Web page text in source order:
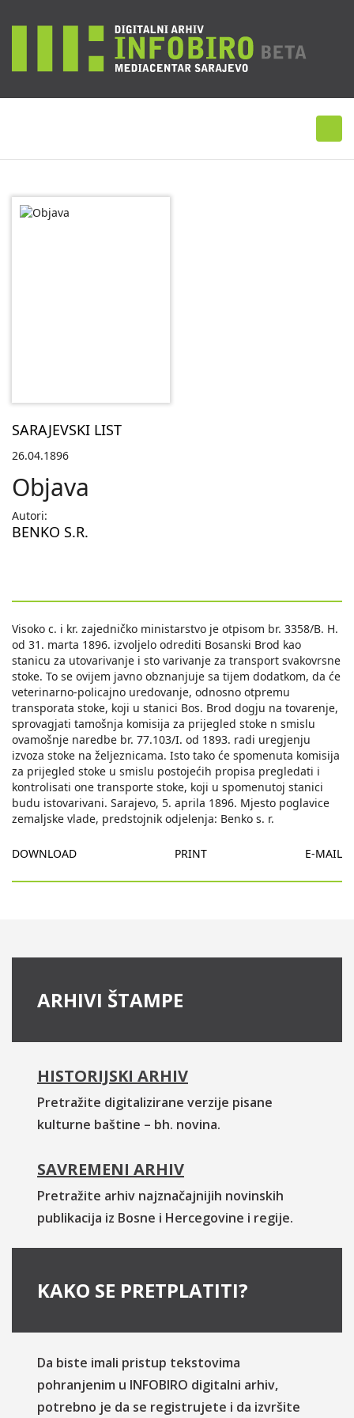
SARAJEVSKI LIST
26.04.1896
Objava
Autori:
BENKO S.R.
Visoko c. i kr. zajedničko ministarstvo je otpisom br. 3358/B. H.
od 31. marta 1896. izvoljelo odrediti Bosanski Brod kao
stanicu za utovarivanje i sto varivanje za transport svakovrsne
stoke. To se ovijem javno obznanjuje sa tijem dodatkom, da će
veterinarno-policajno uredovanje, odnosno otpremu
transporata stoke, koji u stanici Bos. Brod dogju na tovarenje,
sprovagjati tamošnja komisija za prijegled stoke n smislu
ovamošnje naredbe br. 77.103/I. od 1893. radi uregjenju
izvoza stoke na željeznicama. Isto tako će spomenuta komisija
za prijegled stoke u smislu postojećih propisa pregledati i
kontrolisati one transporte stoke, koji u spomenutoj stanici
budu istovarivani. Sarajevo, 5. aprila 1896. Mjesto poglavice
zemaljske vlade, predstojnik odjelenja: Benko s. r.
DOWNLOAD PRINT E-MAIL
ARHIVI ŠTAMPE
HISTORIJSKI ARHIV
Pretražite digitalizirane verzije pisane
kulturne baštine – bh. novina.
SAVREMENI ARHIV
Pretražite arhiv najznačajnijih novinskih
publikacija iz Bosne i Hercegovine i regije.
KAKO SE PRETPLATITI?
Da biste imali pristup tekstovima
pohranjenim u INFOBIRO digitalni arhiv,
potrebno je da se registrujete i da izvršite